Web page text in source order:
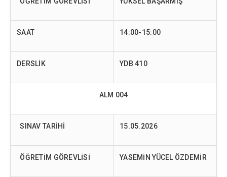
SAAT 14:00-15:00
DERSLİK YDB 410
ALM 004
SINAV TARİHİ 15.05.2026
ÖĞRETİM GÖREVLİSİ YASEMİN YÜCEL ÖZDEMİR